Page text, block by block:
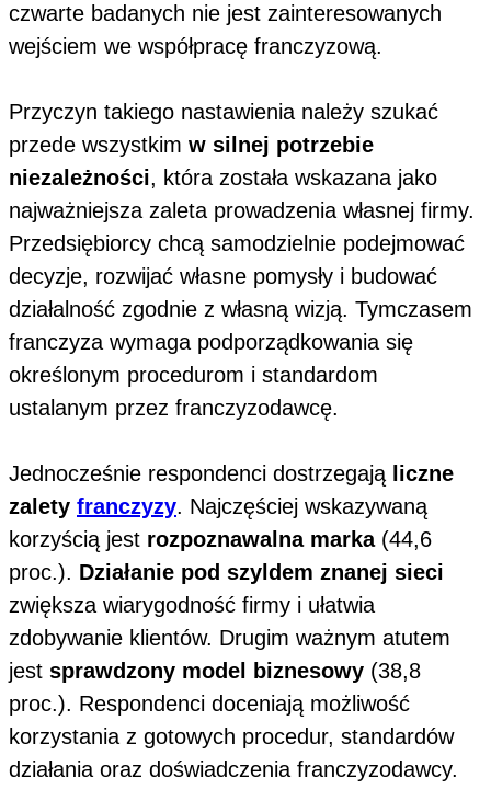
czwarte badanych nie jest zainteresowanych
wejściem we współpracę franczyzową.
Przyczyn takiego nastawienia należy szukać
przede wszystkim w silnej potrzebie
niezależności, która została wskazana jako
najważniejsza zaleta prowadzenia własnej firmy.
Przedsiębiorcy chcą samodzielnie podejmować
decyzje, rozwijać własne pomysły i budować
działalność zgodnie z własną wizją. Tymczasem
franczyza wymaga podporządkowania się
określonym procedurom i standardom
ustalanym przez franczyzodawcę.
Jednocześnie respondenci dostrzegają liczne
zalety franczyzy. Najczęściej wskazywaną
korzyścią jest rozpoznawalna marka(44,6
proc.). Działanie pod szyldem znanej sieci
zwiększa wiarygodność firmy i ułatwia
zdobywanie klientów. Drugim ważnym atutem
jest sprawdzony model biznesowy (38,8
proc.). Respondenci doceniają możliwość
korzystania z gotowych procedur, standardów
działania oraz doświadczenia franczyzodawcy.